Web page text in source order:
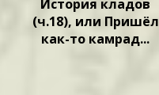
История кладов
(ч.18), или Пришёл
как-то камрад...